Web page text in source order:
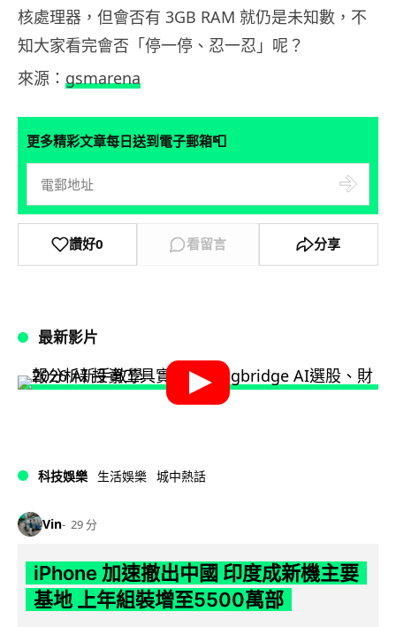
核處理器，但會否有 3GB RAM 就仍是未知數，不
知大家看完會否「停一停、忍一忍」呢？
來源： gsmarena
更多精彩文章每日送到電子郵箱📮
讚好0 看留言 分享
最新影片
科技娛樂 生活娛樂 城中熱話
Vin 29 分
iPhone 加速撤出中國 印度成新機主要
基地 上年組裝增至5500萬部